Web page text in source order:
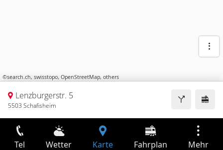
©search.ch, swisstopo, OpenStreetMap, others
Lenzburgerstr. 5
5503 Schafisheim
Tel Wetter Karte Fahrplan Mehr